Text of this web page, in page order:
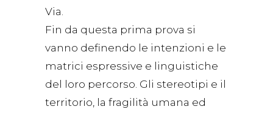
Via.
Fin da questa prima prova si
vanno definendo le intenzioni e le
matrici espressive e linguistiche
del loro percorso. Gli stereotipi e il
territorio, la fragilità umana ed